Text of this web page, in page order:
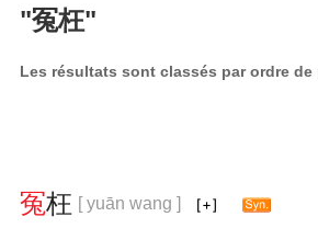
"冤枉"
Les résultats sont classés par ordre de
冤枉 [ yuān wang ]